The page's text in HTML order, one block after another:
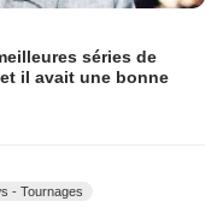
séries de
il avait une bonne
- Tournages